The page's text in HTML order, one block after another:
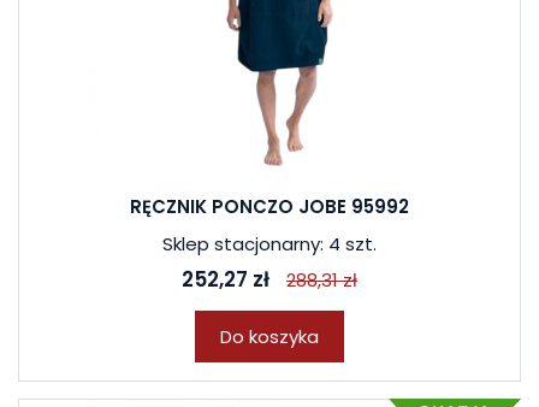
RĘCZNIK PONCZO JOBE 95992
Sklep stacjonarny: 4 szt.
252,27 zł 288,31 zł
Do koszyka